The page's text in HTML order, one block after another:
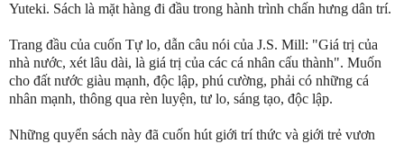
Yuteki. Sách là mặt hàng đi đầu trong hành trình chấn hưng dân trí.
Trang đầu của cuốn Tự lo, dẫn câu nói của J.S. Mill: "Giá trị của
nhà nước, xét lâu dài, là giá trị của các cá nhân cấu thành". Muốn
cho đất nước giàu mạnh, độc lập, phú cường, phải có những cá
nhân mạnh, thông qua rèn luyện, tư lo, sáng tạo, độc lập.
Những quyển sách này đã cuốn hút giới trí thức và giới trẻ vươn